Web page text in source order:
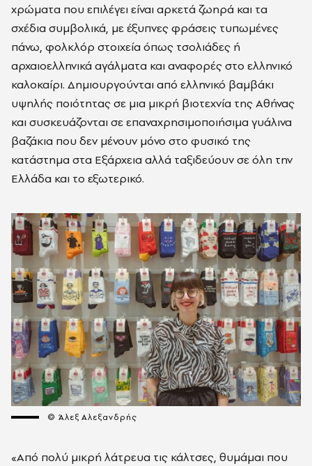
χρώματα που επιλέγει είναι αρκετά ζωηρά και τα
σχέδια συμβολικά, με έξυπνες φράσεις τυπωμένες
πάνω, φολκλόρ στοιχεία όπως τσολιάδες ή
αρχαιοελληνικά αγάλματα και αναφορές στο ελληνικό
καλοκαίρι. Δημιουργούνται από ελληνικό βαμβάκι
υψηλής ποιότητας σε μια μικρή βιοτεχνία της Αθήνας
και συσκευάζονται σε επαναχρησιμοποιήσιμα γυάλινα
βαζάκια που δεν μένουν μόνο στο φυσικό της
κατάστημα στα Εξάρχεια αλλά ταξιδεύουν σε όλη την
Ελλάδα και το εξωτερικό.
© Άλεξ Αλεξανδρής
«Από πολύ μικρή λάτρευα τις κάλτσες, θυμάμαι που